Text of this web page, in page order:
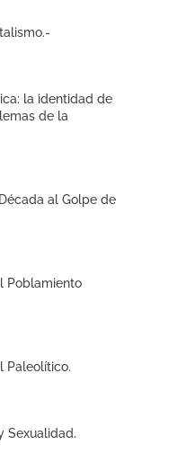
la identidad de
de la
al Golpe de
Poblamiento
Paleolítico.
Sexualidad.